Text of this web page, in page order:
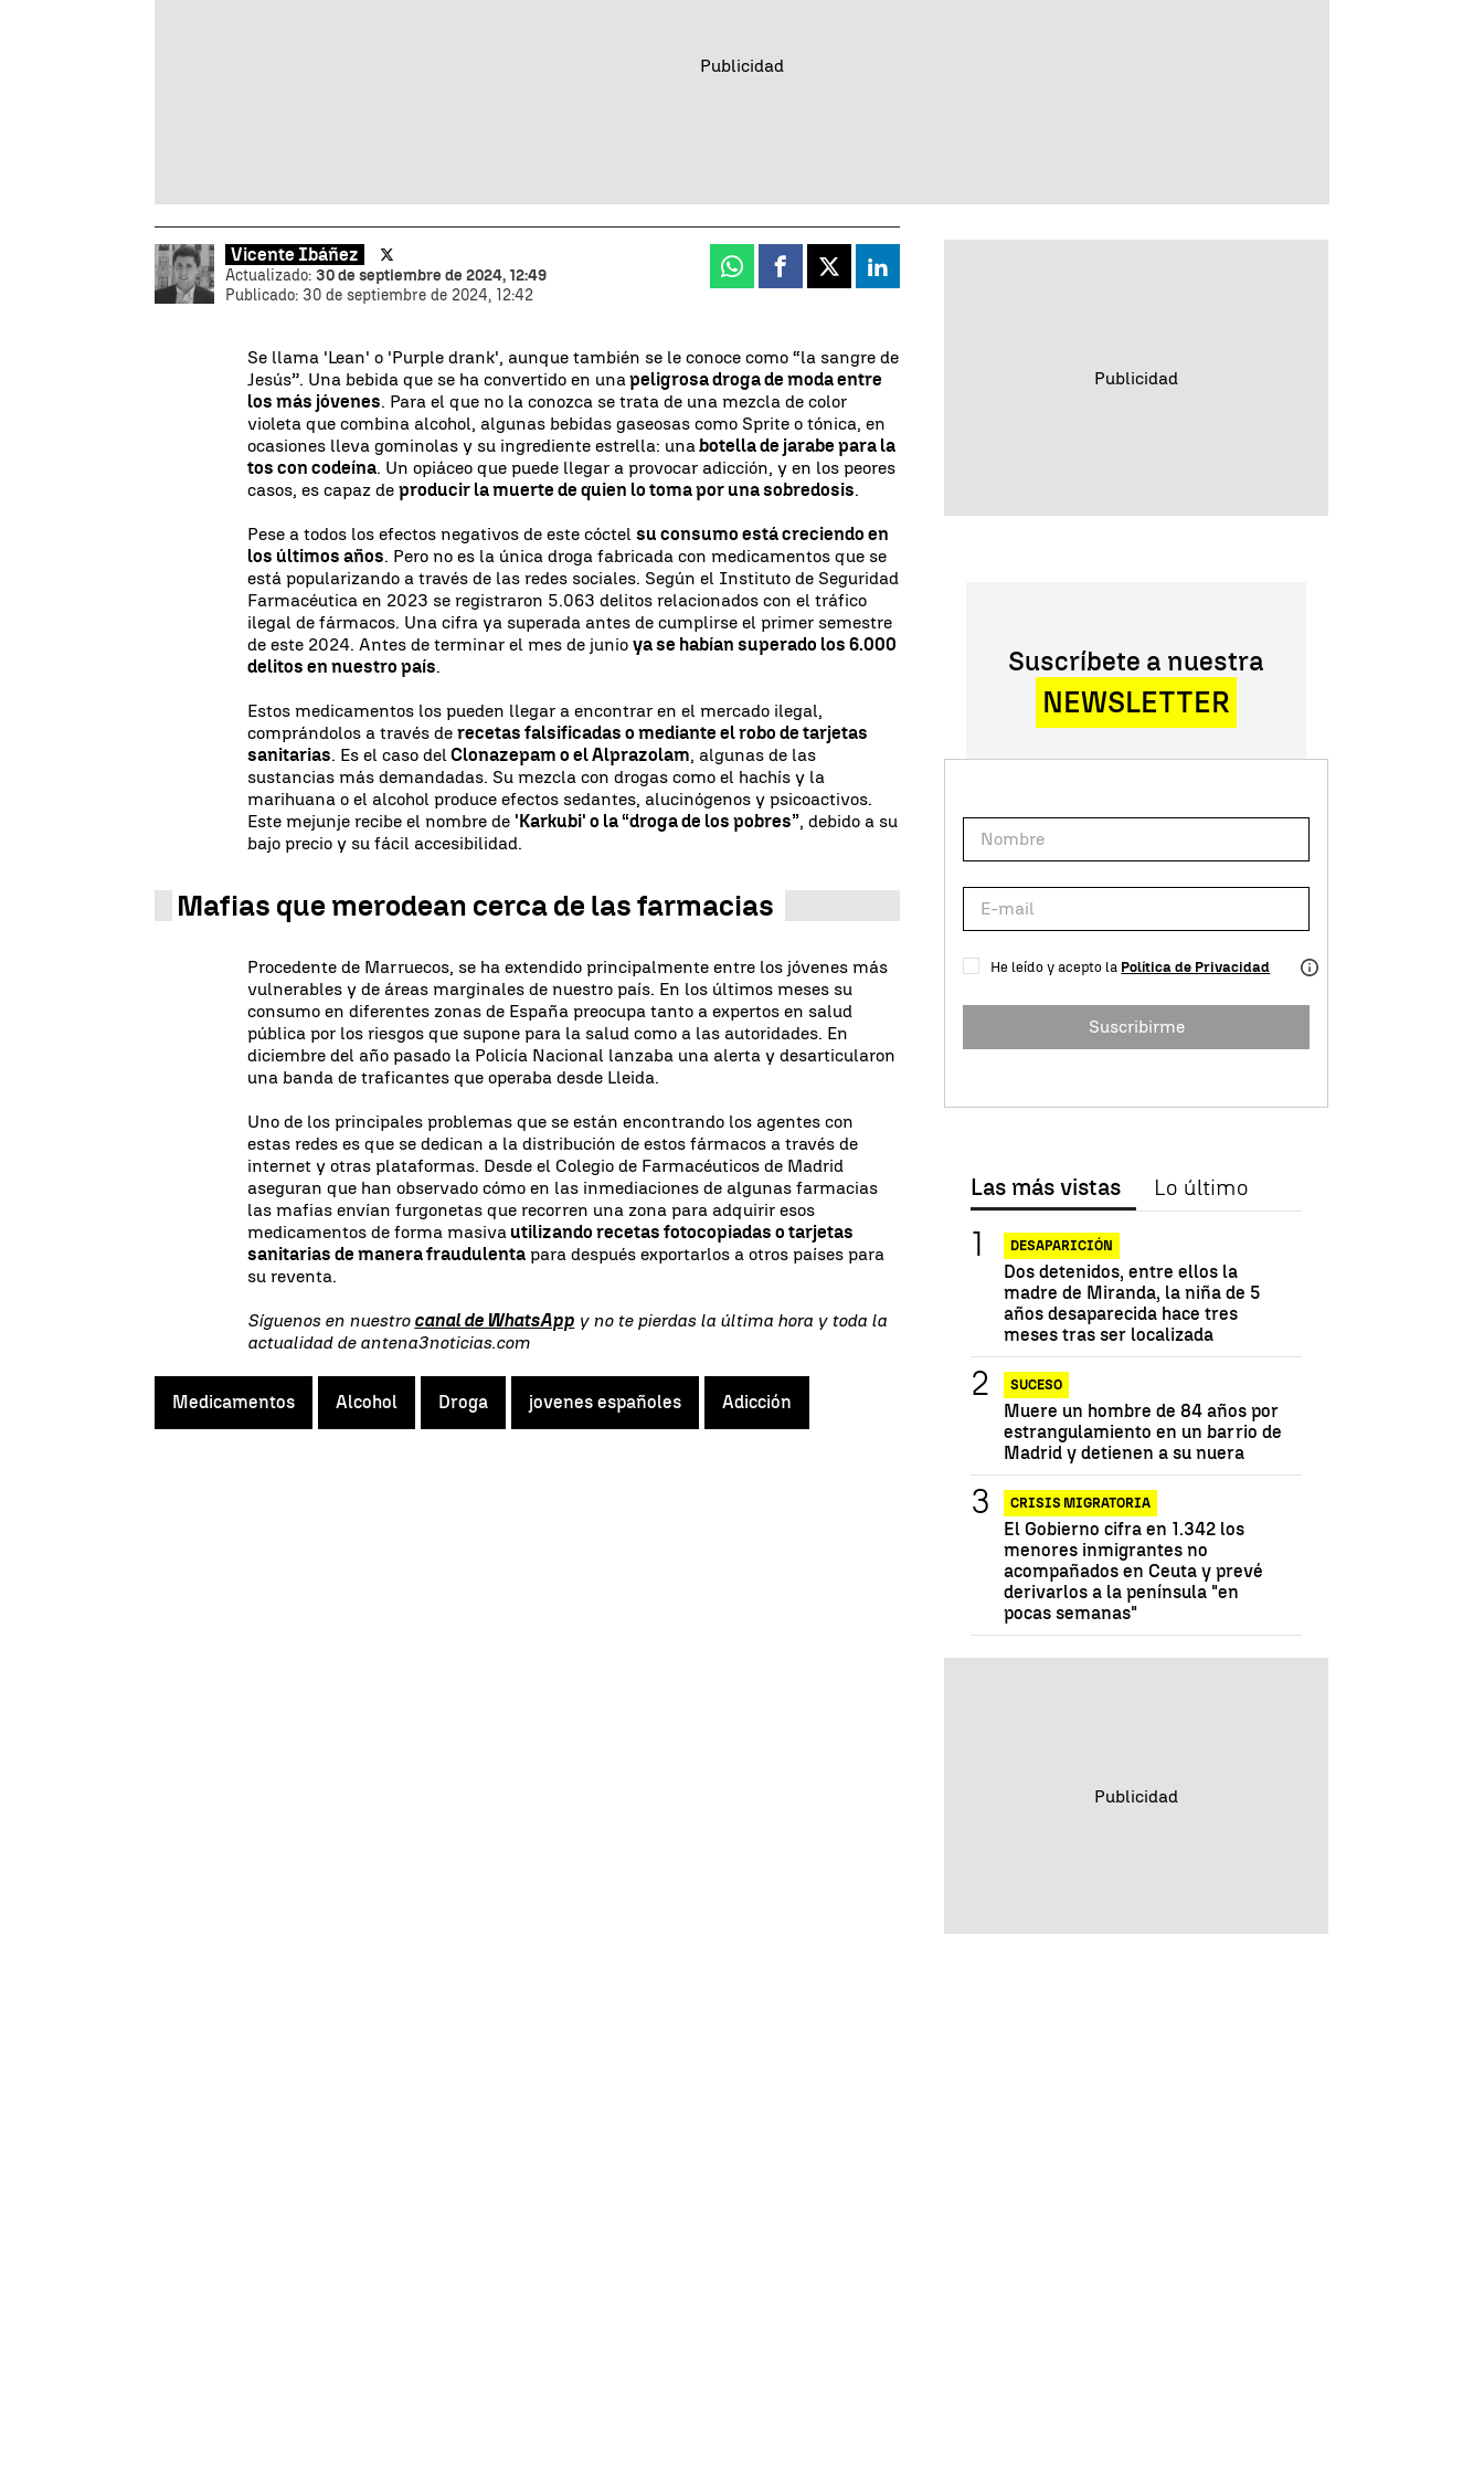
Vicente Ibáñez
Actualizado: 30 de septiembre de 2024, 12:49
Publicado: 30 de septiembre de 2024, 12:42
Whatsapp
Facebook
X Linkedin
Se llama 'Lean' o 'Purple drank', aunque también se le conoce como “la sangre de
Jesús”. Una bebida que se ha convertido en una peligrosa droga de moda entre
los más jóvenes. Para el que no la conozca se trata de una mezcla de color
violeta que combina alcohol, algunas bebidas gaseosas como Sprite o tónica, en
ocasiones lleva gominolas y su ingrediente estrella: una botella de jarabe para la
tos con codeína. Un opiáceo que puede llegar a provocar adicción, y en los peores
casos, es capaz deproducir la muerte de quien lo toma por una sobredosis.
Pese a todos los efectos negativos de este cóctelsu consumo está creciendo en
los últimos años. Pero no es la única droga fabricada con medicamentos que se
está popularizando a través de las redes sociales. Según el Instituto de Seguridad
Farmacéutica en 2023 se registraron 5.063 delitos relacionados con el tráfico
ilegal de fármacos. Una cifra ya superada antes de cumplirse el primer semestre
de este 2024. Antes de terminar el mes de junioya se habían superado los 6.000
delitos en nuestro país.
Estos medicamentos los pueden llegar a encontrar en el mercado ilegal,
comprándolos a través derecetas falsificadas o mediante el robo de tarjetas
sanitarias. Es el caso del Clonazepam o el Alprazolam, algunas de las
sustancias más demandadas. Su mezcla con drogas como el hachís y la
marihuana o el alcohol produce efectos sedantes, alucinógenos y psicoactivos.
Este mejunje recibe el nombre de 'Karkubi' o la “droga de los pobres”, debido a su
bajo precio y su fácil accesibilidad.
Mafias que merodean cerca de las farmacias
Procedente de Marruecos, se ha extendido principalmente entre los jóvenes más
vulnerables y de áreas marginales de nuestro país. En los últimos meses su
consumo en diferentes zonas de España preocupa tanto a expertos en salud
pública por los riesgos que supone para la salud como a las autoridades. En
diciembre del año pasado la Policía Nacional lanzaba una alerta y desarticularon
una banda de traficantes que operaba desde Lleida.
Uno de los principales problemas que se están encontrando los agentes con
estas redes es que se dedican a la distribución de estos fármacos a través de
internet y otras plataformas. Desde el Colegio de Farmacéuticos de Madrid
aseguran que han observado cómo en las inmediaciones de algunas farmacias
las mafias envían furgonetas que recorren una zona para adquirir esos
medicamentos de forma masiva utilizando recetas fotocopiadas o tarjetas
sanitarias de manera fraudulenta para después exportarlos a otros países para
su reventa.
Síguenos en nuestro canal de WhatsApp y no te pierdas la última hora y toda la
actualidad de antena3noticias.com
Medicamentos Alcohol Droga jovenes españoles Adicción
Suscríbete a nuestra
NEWSLETTER
He leído y acepto la Política de Privacidad
Suscribirme
Las más vistas Lo último
DESAPARICIÓN
Dos detenidos, entre ellos la
madre de Miranda, la niña de 5
años desaparecida hace tres
meses tras ser localizada
SUCESO
Muere un hombre de 84 años por
estrangulamiento en un barrio de
Madrid y detienen a su nuera
CRISIS MIGRATORIA
El Gobierno cifra en 1.342 los
menores inmigrantes no
acompañados en Ceuta y prevé
derivarlos a la península "en
pocas semanas"